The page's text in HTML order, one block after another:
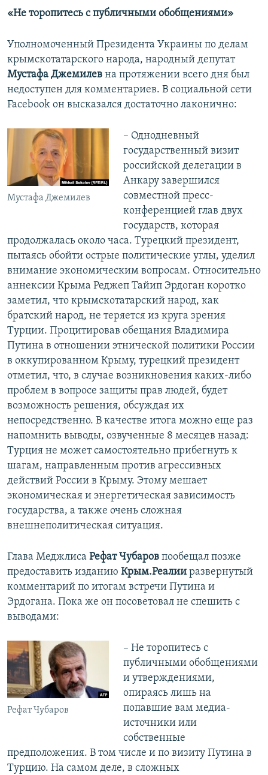
«Не торопитесь с публичными обобщениями»
Уполномоченный Президента Украины по делам
крымскотатарского народа, народный депутат
Мустафа Джемилев на протяжении всего дня был
недоступен для комментариев. В социальной сети
Facebook он высказался достаточно лаконично:
Мустафа Джемилев
– Однодневный
государственный визит
российской делегации в
Анкару завершился
совместной пресс-
конференцией глав двух
государств, которая
продолжалась около часа. Турецкий президент,
пытаясь обойти острые политические углы, уделил
внимание экономическим вопросам. Относительно
аннексии Крыма Реджеп Тайип Эрдоган коротко
заметил, что крымскотатарский народ, как
братский народ, не теряется из круга зрения
Турции. Процитировав обещания Владимира
Путина в отношении этнической политики России
в оккупированном Крыму, турецкий президент
отметил, что, в случае возникновения каких-либо
проблем в вопросе защиты прав людей, будет
возможность решения, обсуждая их
непосредственно. В качестве итога можно еще раз
напомнить выводы, озвученные 8 месяцев назад:
Турция не может самостоятельно прибегнуть к
шагам, направленным против агрессивных
действий России в Крыму. Этому мешает
экономическая и энергетическая зависимость
государства, а также очень сложная
внешнеполитическая ситуация.
Глава Меджлиса Рефат Чубаров пообещал позже
предоставить изданию Крым.Реалии развернутый
комментарий по итогам встречи Путина и
Эрдогана. Пока же он посоветовал не спешить с
выводами:
Рефат Чубаров
– Не торопитесь с
публичными обобщениями
и утверждениями,
опираясь лишь на
попавшие вам медиа-
источники или
собственные
предположения. В том числе и по визиту Путина в
Турцию. На самом деле, в сложных